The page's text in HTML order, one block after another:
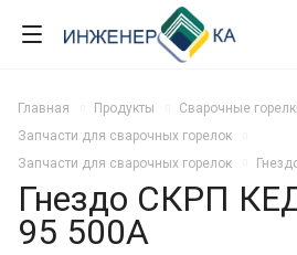
Главная Продукты
Сварочные
Запчасти для сварочных горелок
Запчасти для сварочных горелок
Гнездо СКРП
95 500А